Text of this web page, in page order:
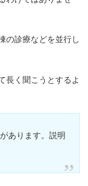
の診療などを並行し
長く聞こうとするよ
あります。説明